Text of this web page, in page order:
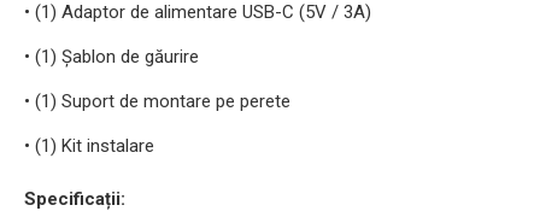
• (1) Adaptor de alimentare USB-C (5V / 3A)
• (1) Șablon de găurire
• (1) Suport de montare pe perete
• (1) Kit instalare
Specificații: